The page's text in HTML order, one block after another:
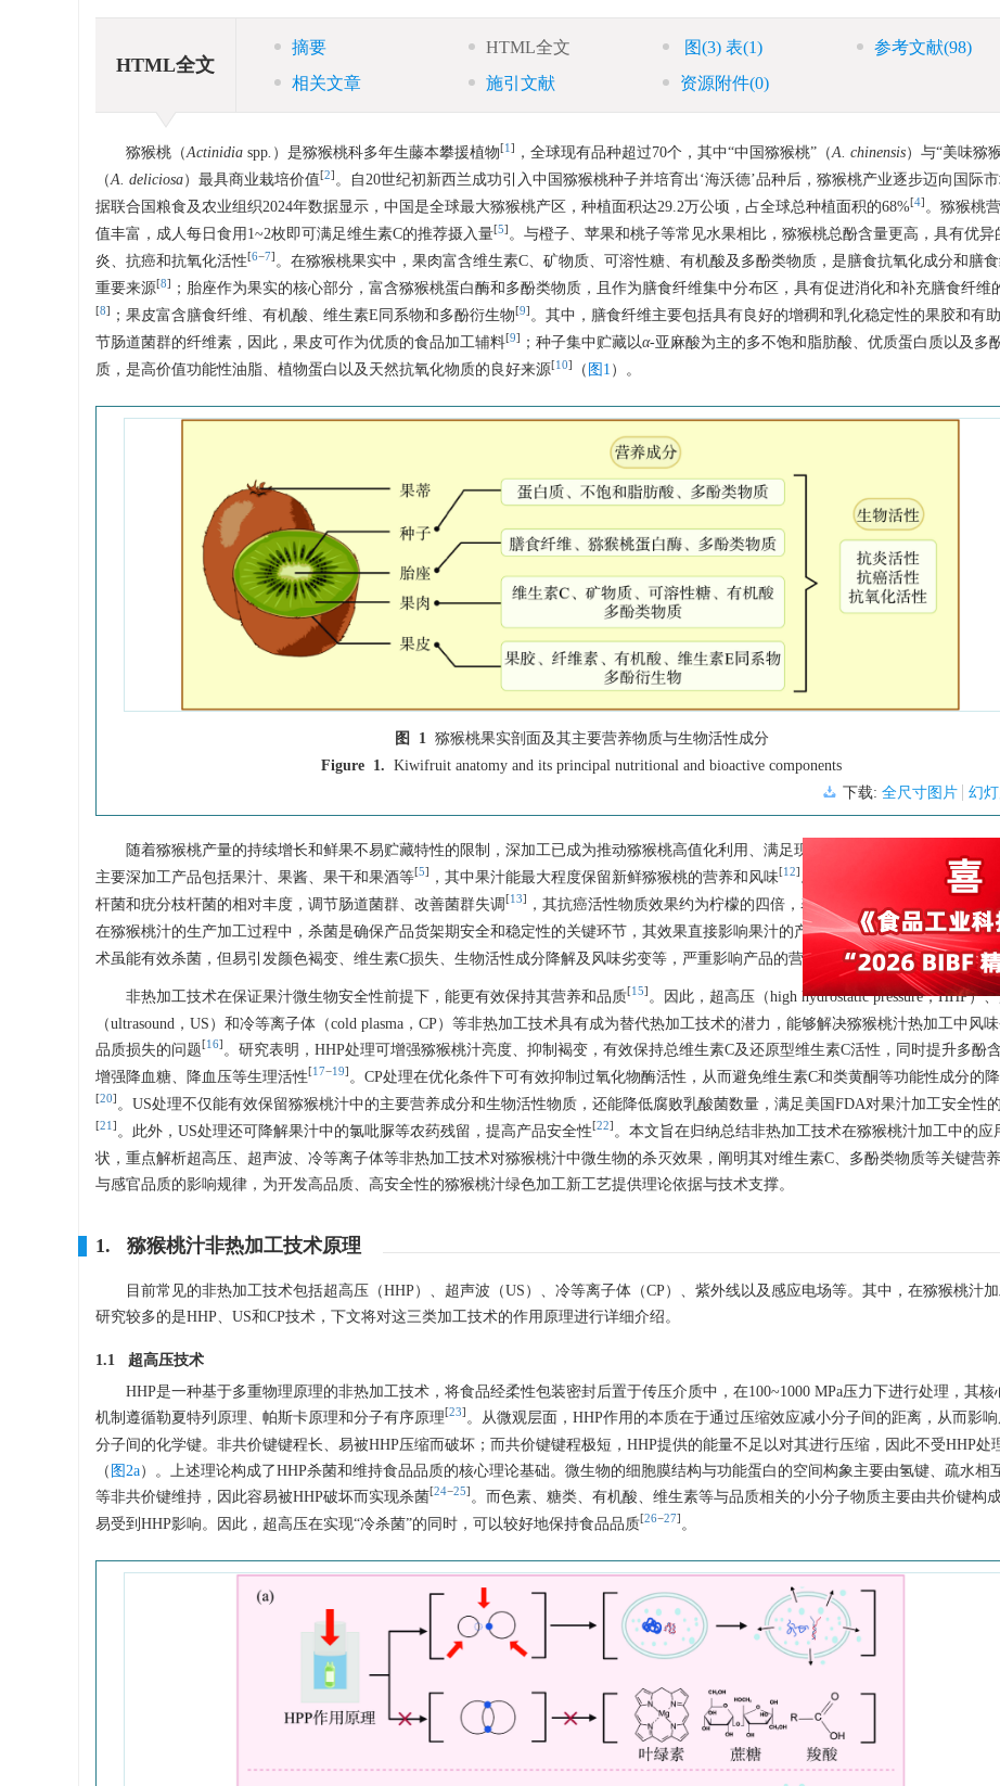
HTML全文
摘要 HTML全文 图(3) 表(1) 参考文献(98)
相关文章
施引文献 资源附件(0)
猕猴桃（Actinidia spp. ）是猕猴桃科多年生藤本攀援植物[1 ] ，全球现有品种超过70个，其中“中国猕猴桃”（A. chinensis）与“美味猕
（A. deliciosa）最具商业栽培价值[2] 。自20世纪初新西兰成功引入中国猕猴桃种子并培育出‘海沃德’品种后，猕猴桃产业逐步迈向国际
据联合国粮食及农业组织2024年数据显示，中国是全球最大猕猴桃产区，种植面积达29.2万公顷，占全球总种植面积的68%[4] 。猕猴桃
值丰富，成人每日食用1~2枚即可满足维生素C的推荐摄入量[5] 。与橙子、苹果和桃子等常见水果相比，猕猴桃总酚含量更高，具有优异
炎、抗癌和抗氧化活性[6−7] 。在猕猴桃果实中，果肉富含维生素C、矿物质、可溶性糖、有机酸及多酚类物质，是膳食抗氧化成分和膳
重要来源[8] ；胎座作为果实的核心部分，富含猕猴桃蛋白酶和多酚类物质，且作为膳食纤维集中分布区，具有促进消化和补充膳食纤维
[8] ；果皮富含膳食纤维、有机酸、维生素E同系物和多酚衍生物[9] 。其中，膳食纤维主要包括具有良好的增稠和乳化稳定性的果胶和有
节肠道菌群的纤维素，因此，果皮可作为优质的食品加工辅料[9] ；种子集中贮藏以α-亚麻酸为主的多不饱和脂肪酸、优质蛋白质以及多
质，是高价值功能性油脂、植物蛋白以及天然抗氧化物质的良好来源[10] （ 图1 ）。
图 1
猕猴桃果实剖面及其主要营养物质与生物活性成分
Figure 1. Kiwifruit anatomy and its principal nutritional and bioactive components
下载: 全尺寸图片 幻
随着猕猴桃产量的持续增长和鲜果不易贮藏特性的限制，深加工已成为推动猕猴桃高值化利用、满足现代消费需求的必然选择
主要深加工产品包括果汁、果酱、果干和果酒等 5 ，其中果汁能最大程度保留新鲜猕猴桃的营养和风味 12
。研究表明，猕猴桃汁可通
杆菌和疣分枝杆菌的相对丰度，调节肠道菌群、改善菌群失调
13 ，其抗癌活性物质效果约为柠檬的四倍，表现出更强的综合抗致癌潜力
在猕猴桃汁的生产加工过程中，杀菌是确保产品货架期安全和稳定性的关键环节，其效果直接影响果汁的产品状态和保质期[ 12] 。传统
术虽能有效杀菌，但易引发颜色褐变、维生素C损失、生物活性成分降解及风味劣变等，严重影响产品的营养价值和消费接受度[11−14]。
非热加工技术在保证果汁微生物安全性前提下，能更有效保持其营养和品质 15
。因此，超高压（high hydrostatic pressure，HHP）
（ultrasound，US）和冷等离子体（cold plasma，CP）等非热加工技术具有成为替代热加工技术的潜力，能够解决猕猴桃汁热加工中风
品质损失的问题 16 。研究表明，HHP处理可增强猕猴桃汁亮度、抑制褐变，有效保持总维生素C及还原型维生素C活性，同时提升多酚含
增强降血糖、降血压等生理活性 17−19 。CP处理在优化条件下可有效抑制过氧化物酶活性，从而避免维生素C和类黄酮等功能性成分的
20 。US处理不仅能有效保留猕猴桃汁中的主要营养成分和生物活性物质，还能降低腐败乳酸菌数量，满足美国FDA对果汁加工安全性
21 。此外，US处理还可降解果汁中的氯吡脲等农药残留，提高产品安全性 22
。本文旨在归纳总结非热加工技术在猕猴桃汁加工中的应
状，重点解析超高压、超声波、冷等离子体等非热加工技术对猕猴桃汁中微生物的杀灭效果，阐明其对维生素C、多酚类物质等关键营
与感官品质的影响规律，为开发高品质、高安全性的猕猴桃汁绿色加工新工艺提供理论依据与技术支撑。
1. 猕猴桃汁非热加工技术原理
目前常见的非热加工技术包括超高压（HHP）、超声波（US）、冷等离子体（CP）、紫外线以及感应电场等。其中，在猕猴桃汁
研究较多的是HHP、US和CP技术，下文将对这三类加工技术的作用原理进行详细介绍。
1.1 超高压技术
HHP是一种基于多重物理原理的非热加工技术，将食品经柔性包装密封后置于传压介质中，在100~1000 MPa压力下进行处理，其核
机制遵循勒夏特列原理、帕斯卡原理和分子有序原理 23
。从微观层面，HHP作用的本质在于通过压缩效应减小分子间的距离，从而影
分子间的化学键。非共价键键程长、易被HHP压缩而破坏；而共价键键程极短，HHP提供的能量不足以对其进行压缩，因此不受HHP处
（ 图2a）。上述理论构成了HHP杀菌和维持食品品质的核心理论基础。微生物的细胞膜结构与功能蛋白的空间构象主要由氢键、疏水相
等非共价键维持，因此容易被HHP破坏而实现杀菌 24−25
。而色素、糖类、有机酸、维生素等与品质相关的小分子物质主要由共价键构
易受到HHP影响。因此，超高压在实现“冷杀菌”的同时，可以较好地保持食品品质 26−27 。